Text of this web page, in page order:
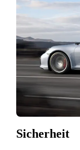
Sicherheit